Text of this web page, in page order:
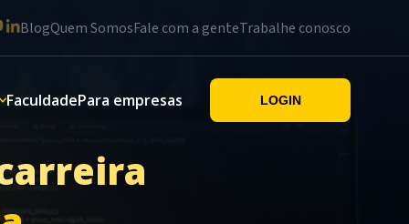
BlogQuem SomosFale com a genteTrabalhe conosco
FaculdadePara empresas LOGIN